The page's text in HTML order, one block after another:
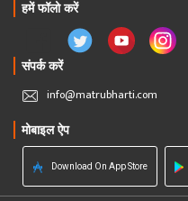
हमें फॉलो करें
संपर्क करें
info@matrubharti.com
मोबाइल ऐप
Download On App Store